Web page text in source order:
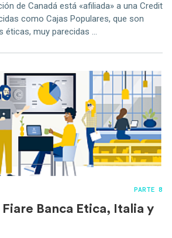
de Canadá está «afiliada» a una Credit
como Cajas Populares, que son
éticas, muy parecidas ...
PARTE 8
Fiare Banca Etica, Italia y